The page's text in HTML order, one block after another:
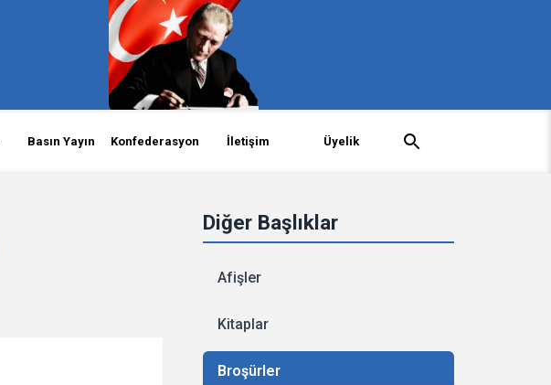
Basın Yayın Konfederasyon İletişim Üyelik
Diğer Başlıklar
Afişler
Kitaplar
Broşürler